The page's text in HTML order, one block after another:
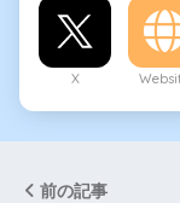
X
前の記事